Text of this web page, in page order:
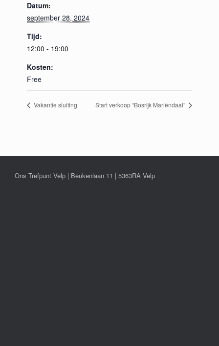
Datum:
september 28, 2024
Tijd:
12:00 - 19:00
Kosten:
Free
Vakantie sluiting Start verkoop “Bosrijk Mariëndaal”
Ons Trefpunt Velp | Beukenlaan 11 | 5363RA Velp